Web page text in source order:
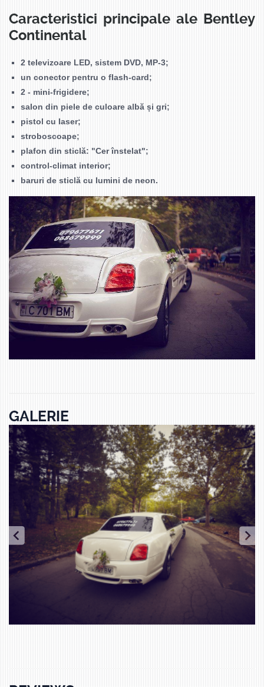
Caracteristici principale ale Bentley
Continental
2 televizoare LED, sistem DVD, MP-3;
un conector pentru o flash-card;
2 - mini-frigidere;
salon din piele de culoare albă și gri;
pistol cu laser;
stroboscoape;
plafon din sticlă: "Cer înstelat";
control-climat interior;
baruri de sticlă cu lumini de neon.
GALERIE